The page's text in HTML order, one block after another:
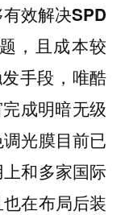
效解决SPD
，且成本较
手段，唯酷
成明暗无级
光膜目前已
和多家国际
在布局后装